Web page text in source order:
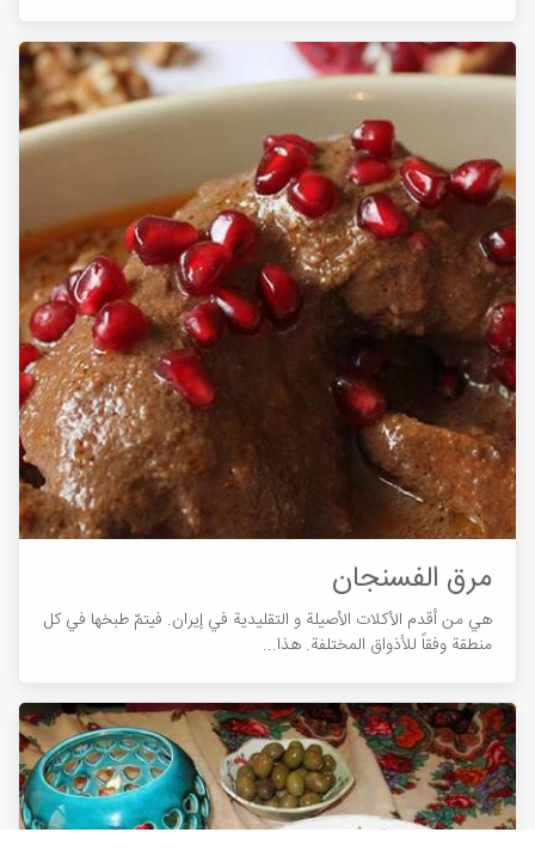
مرق الفسنجان
هي من أقدم الأکلات الأصیلة و التقلیدية في إیران. فیتمّ طبخها في کل
منطقة وفقاً للأذواق المختلفة. هذا...